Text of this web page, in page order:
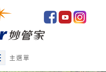
主選單